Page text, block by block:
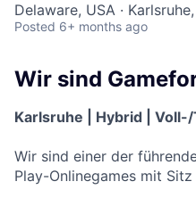
Delaware, USA ·
Posted 6+ months ago
Wir sind
Karlsruhe | Hybrid |
Wir sind einer der
Play-Onlinegames mit Sitz